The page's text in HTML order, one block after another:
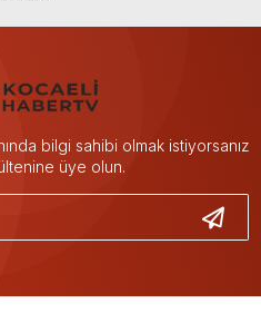
bilgi sahibi olmak istiyorsanız
üye olun.